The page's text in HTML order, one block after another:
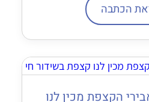
הכתבה
הקצפת מכין לנו